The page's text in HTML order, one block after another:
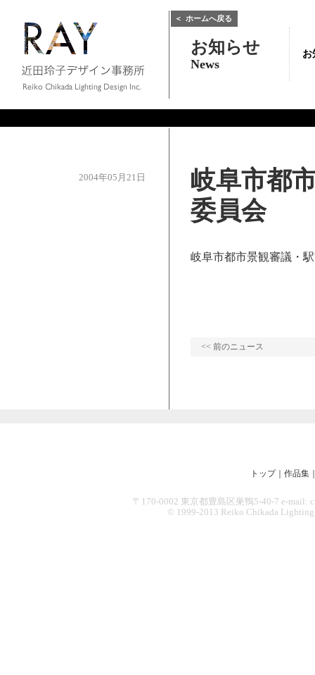
お知らせ
News
＜ ホームへ戻る
お
2004年05月21日
岐阜市都
委員会
岐阜市都市景観審議・
<< 前のニュース
トップ｜ 作品集
〒170-0002 東京都豊島区巣鴨5-40-7 e-mail:
© 1999-2013 Reiko Chikada Lighting